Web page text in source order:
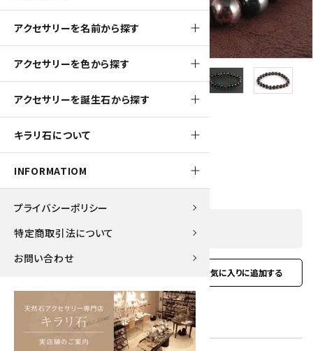
アクセサリーを名前から探す
アクセサリーを色から探す
アクセサリーを誕生石から探す
キラリ石について
INFORMATIOM
プライバシーポリシー
特定商取引法について
お問い合わせ
380pt
十勝石8mm玉 ブレスレット
3,800円(税込)
gbl-203